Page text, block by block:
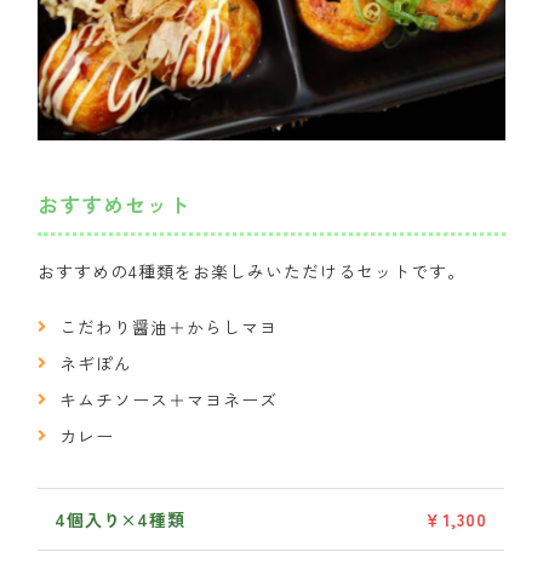
おすすめセット
おすすめの4種類をお楽しみいただけるセットです。
こだわり醤油＋からしマヨ
ネギぽん
キムチソース＋マヨネーズ
カレー
4個入り×4種類 ￥1,300